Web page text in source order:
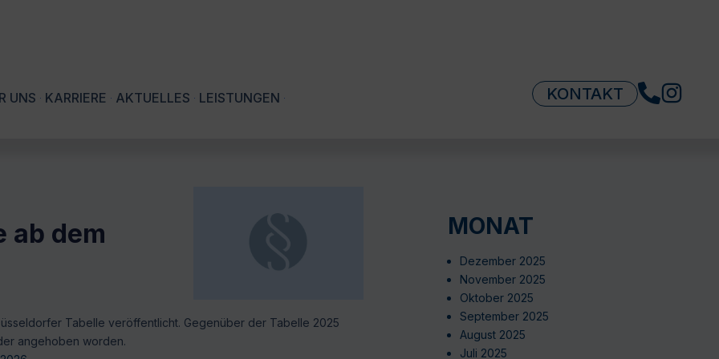
UNS KARRIERE AKTUELLES LEISTUNGEN KONTAKT
ab dem
Tabelle veröffentlicht. Gegenüber der Tabelle 2025
angehoben worden.
MONAT
Dezember 2025
November 2025
Oktober 2025
September 2025
August 2025
Juli 2025